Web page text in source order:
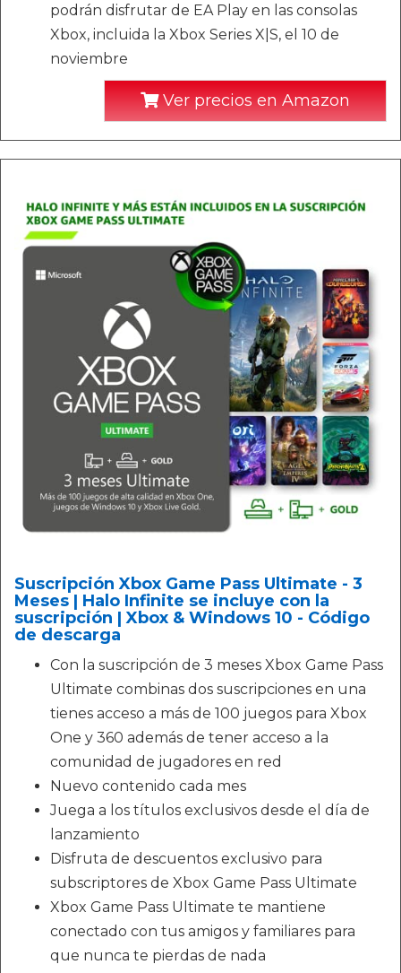
podrán disfrutar de EA Play en las consolas
Xbox, incluida la Xbox Series X|S, el 10 de
noviembre
Ver precios en Amazon
Suscripción Xbox Game Pass Ultimate - 3
Meses | Halo Infinite se incluye con la
suscripción | Xbox & Windows 10 - Código
de descarga
Con la suscripción de 3 meses Xbox Game Pass
Ultimate combinas dos suscripciones en una
tienes acceso a más de 100 juegos para Xbox
One y 360 además de tener acceso a la
comunidad de jugadores en red
Nuevo contenido cada mes
Juega a los títulos exclusivos desde el día de
lanzamiento
Disfruta de descuentos exclusivo para
subscriptores de Xbox Game Pass Ultimate
Xbox Game Pass Ultimate te mantiene
conectado con tus amigos y familiares para
que nunca te pierdas de nada